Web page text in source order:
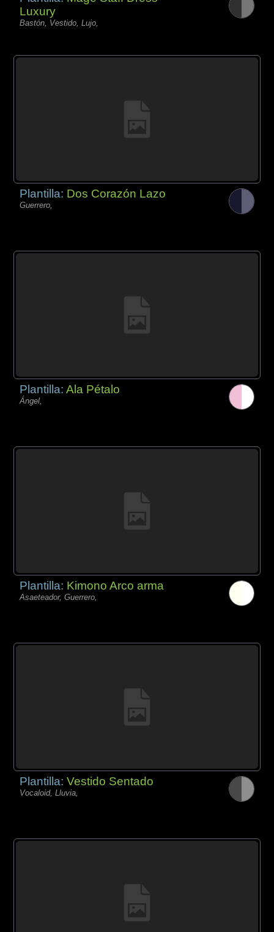
Luxury
Bastón, Vestido, Lujo,
Plantilla: Dos Corazón Lazo
Guerrero,
Plantilla:Ala Pétalo
Ángel,
Plantilla: Kimono Arco arma
Asaeteador, Guerrero,
Plantilla:Vestido Sentado
Vocaloid, Lluvia,